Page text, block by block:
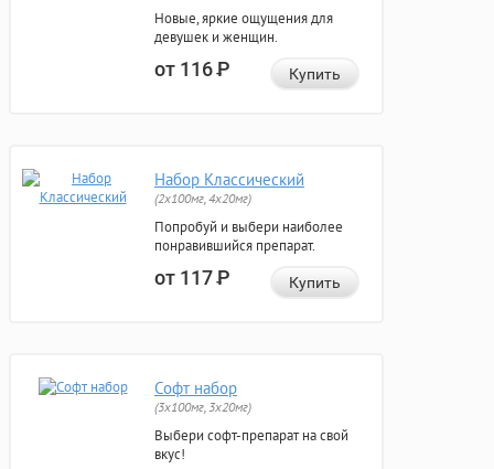
Новые, яркие ощущения для
девушек и женщин.
от 116Р Купить
Набор Классический
(2x100мг, 4x20мг)
Попробуй и выбери наиболее
понравившийся препарат.
от 117Р Купить
Софт набор
(3x100мг, 3x20мг)
Выбери софт-препарат на свой
вкус!